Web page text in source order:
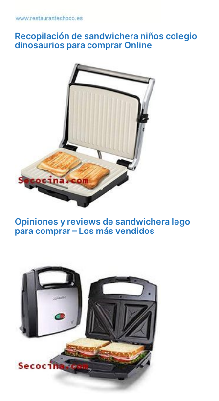
Recopilación de sandwichera niños colegio
dinosaurios para comprar Online
Opiniones y reviews de sandwichera lego
para comprar – Los más vendidos